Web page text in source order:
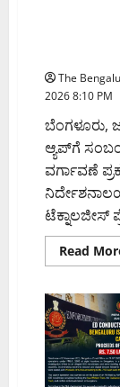
The
2026 8:10 PM
ಬೆಂಗಳೂರು,
ಆ್ಯಪ್‌ಗೆ
ವರ್ಗಾವಣೆ
Read